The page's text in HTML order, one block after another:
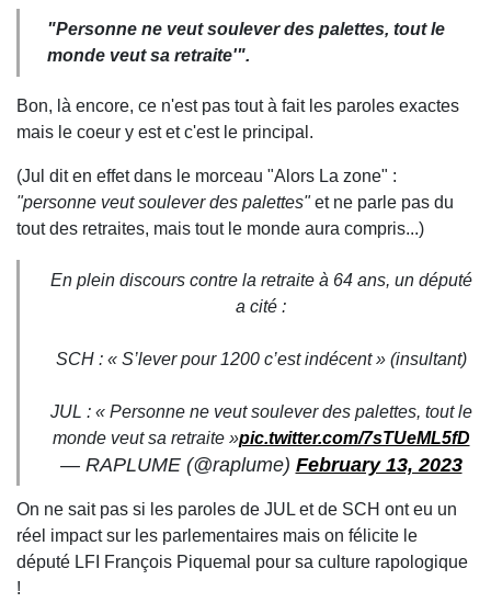
"Personne ne veut soulever des palettes, tout le
monde veut sa retraite'".
Bon, là encore, ce n'est pas tout à fait les paroles exactes
mais le coeur y est et c'est le principal.
(Jul dit en effet dans le morceau "Alors La zone" :
"personne veut soulever des palettes"et ne parle pas du
tout des retraites, mais tout le monde aura compris...)
En plein discours contre la retraite à 64 ans, un député
a cité :
SCH : « S’lever pour 1200 c’est indécent » (insultant)
JUL : « Personne ne veut soulever des palettes, tout le
monde veut sa retraite »pic.twitter.com/7sTUeML5fD
— RAPLUME (@raplume) February 13, 2023
On ne sait pas si les paroles de JUL et de SCH ont eu un
réel impact sur les parlementaires mais on félicite le
député LFI François Piquemal pour sa culture rapologique
!